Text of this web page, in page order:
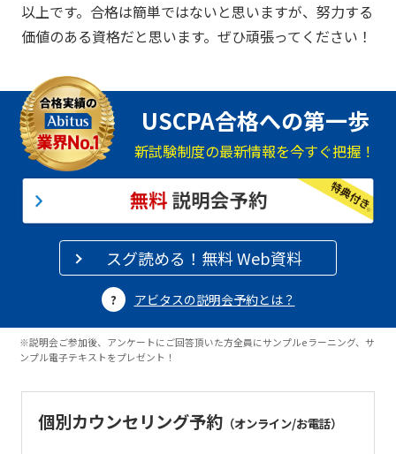
以上です。合格は簡単ではないと思いますが、努力する
価値のある資格だと思います。ぜひ頑張ってください！
USCPA合格への第一歩
新試験制度の最新情報を今すぐ把握！
スグ読める！無料 Web資料
アビタスの説明会予約とは？
※説明会ご参加後、アンケートにご回答頂いた方全員にサンプルeラーニング、サ
ンプル電子テキストをプレゼント！
個別カウンセリング予約（オンライン/お電話）